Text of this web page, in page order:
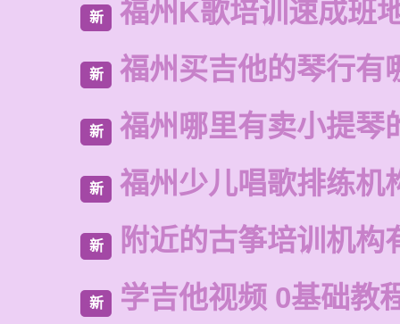
新 福州K歌培训速成班
新 福州买吉他的琴行有
新 福州哪里有卖小提琴
新 福州少儿唱歌排练机
新 附近的古筝培训机构
新 学吉他视频 0基础教